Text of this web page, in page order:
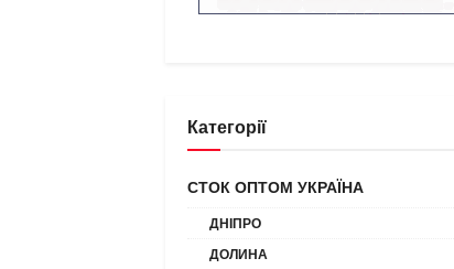
Категорії
СТОК ОПТОМ УКРАЇНА
ДНІПРО
ДОЛИНА